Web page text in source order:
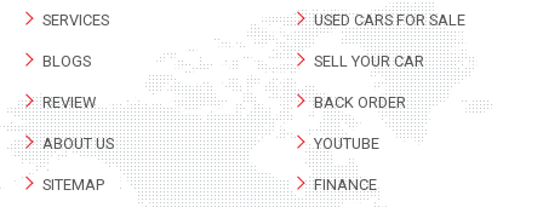
SERVICES
BLOGS
REVIEW
ABOUT US
SITEMAP
USED CARS FOR SALE
SELL YOUR CAR
BACK ORDER
YOUTUBE
FINANCE